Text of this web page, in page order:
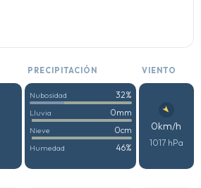
PRECIPITACIÓN VIENTO
Nubosidad 32%
Lluvia 0mm
Nieve 0cm
Humedad 46%
0km/h
1017 hPa